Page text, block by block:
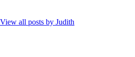
View all posts by Judith